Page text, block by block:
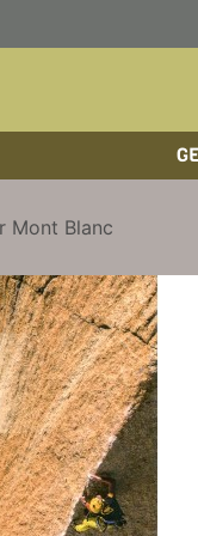
BÜCHER/
OUTDOOR-
Mont Blanc